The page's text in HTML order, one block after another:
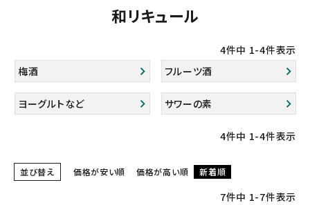
和リキュール
4件中 1-4件表示
梅酒
フルーツ酒
ヨーグルトなど サワーの素
4件中 1-4件表示
並び替え 価格が安い順 価格が高い順 新着順
7件中 1-7件表示